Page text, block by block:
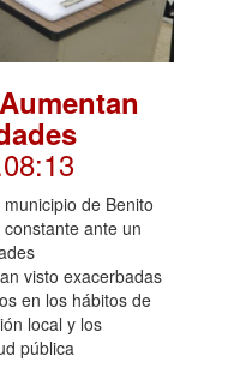
de Benito
ante un
visto exacerbadas
en los hábitos de
local y los
pública